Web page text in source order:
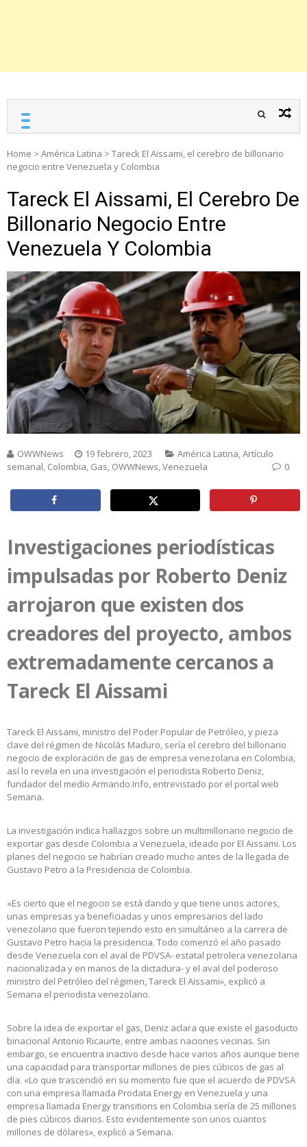
Home > América Latina > Tareck El Aissami, el cerebro de billonario
negocio entre Venezuela y Colombia
Tareck El Aissami, El Cerebro De
Billonario Negocio Entre
Venezuela Y Colombia
OWWNews 19 febrero, 2023 América Latina,Artículo
semanal, Colombia, Gas, OWWNews,Venezuela 0
Investigaciones periodísticas
impulsadas por Roberto Deniz
arrojaron que existen dos
creadores del proyecto, ambos
extremadamente cercanos a
Tareck El Aissami
Tareck El Aissami, ministro del Poder Popular de Petróleo, y pieza
clave del régimen de Nicolás Maduro, sería el cerebro del billonario
negocio de exploración de gas de empresa venezolana en Colombia,
así lo revela en una investigación el periodista Roberto Deniz,
fundador del medio Armando.Info, entrevistado por el portal web
Semana.
La investigación indica hallazgos sobre un multimillonario negocio de
exportar gas desde Colombia a Venezuela, ideado por El Aissami. Los
planes del negocio se habrían creado mucho antes de la llegada de
Gustavo Petro a la Presidencia de Colombia.
«Es cierto que el negocio se está dando y que tiene unos actores,
unas empresas ya beneficiadas y unos empresarios del lado
venezolano que fueron tejiendo esto en simultáneo a la carrera de
Gustavo Petro hacia la presidencia. Todo comenzó el año pasado
desde Venezuela con el aval de PDVSA- estatal petrolera venezolana
nacionalizada y en manos de la dictadura- y el aval del poderoso
ministro del Petróleo del régimen, Tareck El Aissami», explicó a
Semana el periodista venezolano.
Sobre la idea de exportar el gas, Deniz aclara que existe el gasoducto
binacional Antonio Ricaurte, entre ambas naciones vecinas. Sin
embargo, se encuentra inactivo desde hace varios años aunque tiene
una capacidad para transportar millones de pies cúbicos de gas al
día. «Lo que trascendió en su momento fue que el acuerdo de PDVSA
con una empresa llamada Prodata Energy en Venezuela y una
empresa llamada Energy transitions en Colombia sería de 25 millones
de pies cúbicos diarios. Esto evidentemente son unos cuantos
millones de dólares», explicó a Semana.